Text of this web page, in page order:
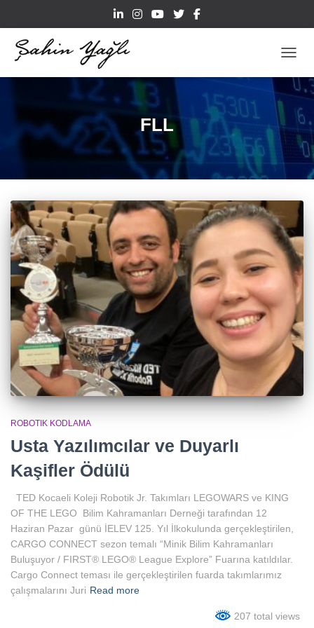
FLL
ROBOTIK KODLAMA
Usta Yazılımcılar ve Duyarlı
Kaşifler Ödülü
TED Kocaeli Koleji Robotik Jr. Takımları LEGOWARS ve KING
OF THE LEGO Bilim Kahramanları Derneği tarafından 12
Haziran Pazar günü İELEV 125. Yıl İlkokulunda gerçekleştirilen,
CARGO CONNECT sezon temalı “Minik Bilim Kahramanları
Buluşuyor / FIRST® LEGO® League Explore” Fuarına katıldılar.
Cargo Connect teması ile gerçekleştirilen fuarda takımlarımız
çalışmalarını Juri Read more
207 total views